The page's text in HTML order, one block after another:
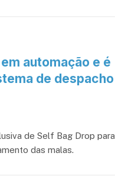
automação e é
de despacho
de Self Bag Drop para
das malas.